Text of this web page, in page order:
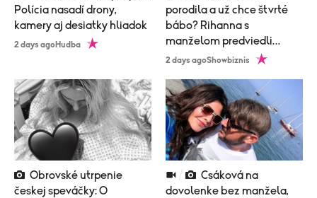
Polícia nasadí drony,
kamery aj desiatky hliadok
2 days agoHudba
porodila a už chce štvrté
bábo? Rihanna s
manželom predviedli
poriadne nemravný tanec!
2 days agoShowbiznis
českej speváčky: O
dovolenke bez manžela,